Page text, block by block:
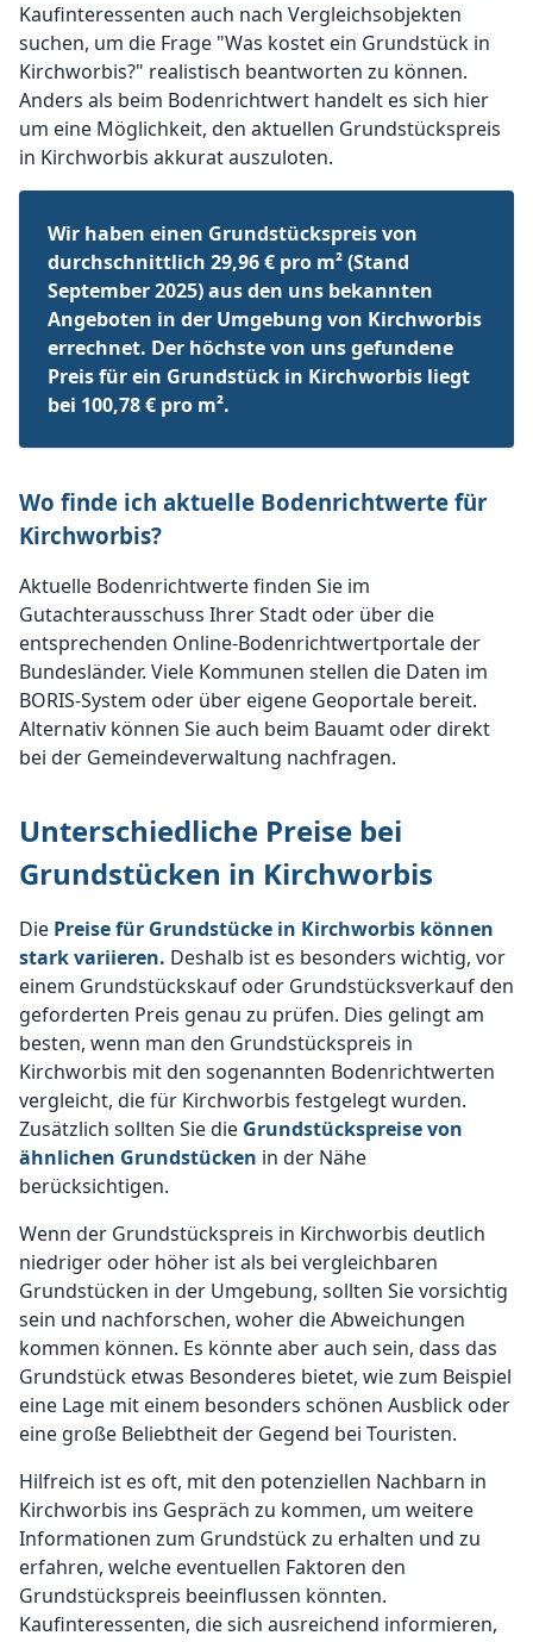
Kaufinteressenten auch nach Vergleichsobjekten
suchen, um die Frage "Was kostet ein Grundstück in
Kirchworbis?" realistisch beantworten zu können.
Anders als beim Bodenrichtwert handelt es sich hier
um eine Möglichkeit, den aktuellen Grundstückspreis
in Kirchworbis akkurat auszuloten.
Wir haben einen Grundstückspreis von
durchschnittlich 29,96 € pro m² (Stand
September 2025) aus den uns bekannten
Angeboten in der Umgebung von Kirchworbis
errechnet. Der höchste von uns gefundene
Preis für ein Grundstück in Kirchworbis liegt
bei 100,78 € pro m².
Wo finde ich aktuelle Bodenrichtwerte für
Kirchworbis?
Aktuelle Bodenrichtwerte finden Sie im
Gutachterausschuss Ihrer Stadt oder über die
entsprechenden Online-Bodenrichtwertportale der
Bundesländer. Viele Kommunen stellen die Daten im
BORIS-System oder über eigene Geoportale bereit.
Alternativ können Sie auch beim Bauamt oder direkt
bei der Gemeindeverwaltung nachfragen.
Unterschiedliche Preise bei
Grundstücken in Kirchworbis
Die Preise für Grundstücke in Kirchworbis können
stark variieren. Deshalb ist es besonders wichtig, vor
einem Grundstückskauf oder Grundstücksverkauf den
geforderten Preis genau zu prüfen. Dies gelingt am
besten, wenn man den Grundstückspreis in
Kirchworbis mit den sogenannten Bodenrichtwerten
vergleicht, die für Kirchworbis festgelegt wurden.
Zusätzlich sollten Sie die Grundstückspreise von
ähnlichen Grundstücken in der Nähe
berücksichtigen.
Wenn der Grundstückspreis in Kirchworbis deutlich
niedriger oder höher ist als bei vergleichbaren
Grundstücken in der Umgebung, sollten Sie vorsichtig
sein und nachforschen, woher die Abweichungen
kommen können. Es könnte aber auch sein, dass das
Grundstück etwas Besonderes bietet, wie zum Beispiel
eine Lage mit einem besonders schönen Ausblick oder
eine große Beliebtheit der Gegend bei Touristen.
Hilfreich ist es oft, mit den potenziellen Nachbarn in
Kirchworbis ins Gespräch zu kommen, um weitere
Informationen zum Grundstück zu erhalten und zu
erfahren, welche eventuellen Faktoren den
Grundstückspreis beeinflussen könnten.
Kaufinteressenten, die sich ausreichend informieren,